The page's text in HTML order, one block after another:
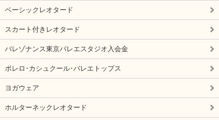
ベーシックレオタード
スカート付きレオタード
バレゾナンス東京バレエスタジオ入会金
ボレロ･カシュクール･バレエトップス
ヨガウェア
ホルターネックレオタード